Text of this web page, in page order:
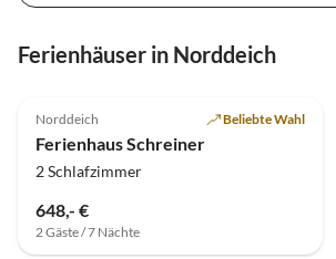
Ferienhäuser in Norddeich
Norddeich Beliebte Wahl
Ferienhaus Schreiner
2 Schlafzimmer
648,- €
2 Gäste / 7 Nächte